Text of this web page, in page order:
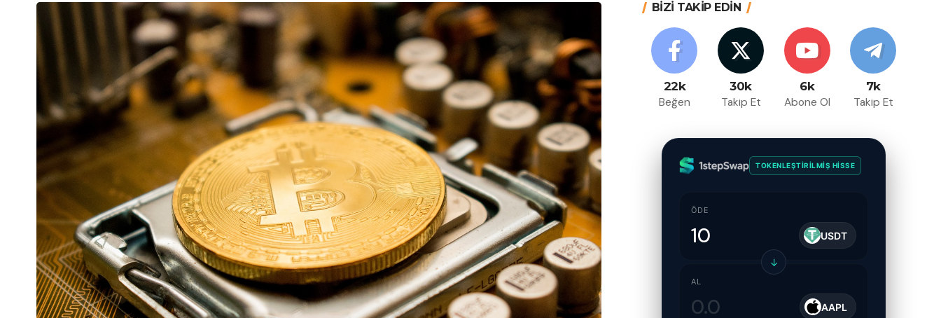
BİZİ TAKİP EDİN
22k
Beğen
30k
Takip Et
6k
Abone Ol
7k
Takip Et
TOKENLEŞTIRILMIŞ HISSE
ÖDE
USDT
↓
AL
AAPL